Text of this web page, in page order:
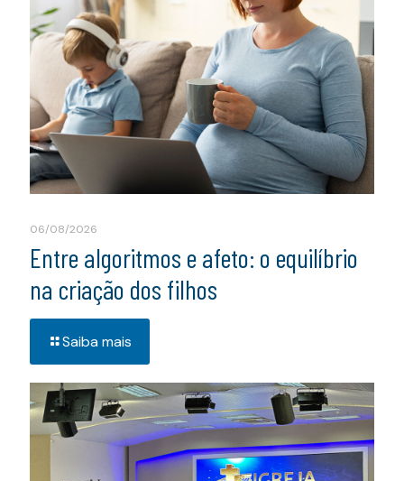
06/08/2026
Entre algoritmos e afeto: o equilíbrio
na criação dos filhos
Saiba mais